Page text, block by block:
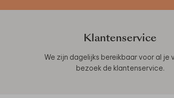
Klantenservice
We zijn dagelijks bereikbaar voor al je
bezoek de klantenservice.